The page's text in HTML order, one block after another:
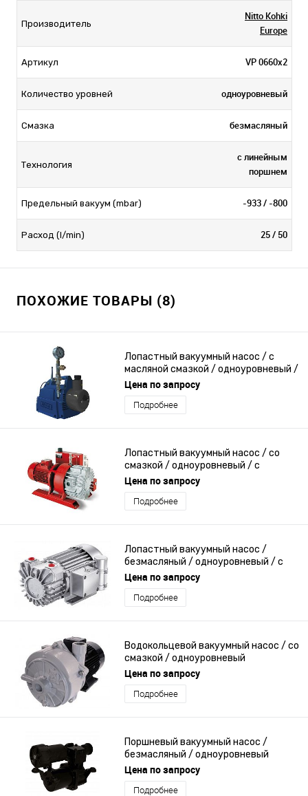
Производитель
Nitto Kohki
Europe
Артикул VP 0660x2
Количество уровней одноуровневый
Смазка безмасляный
Технология
с линейным
поршнем
Предельный вакуум (mbar) -933 / -800
Расход (l/min) 25 / 50
ПОХОЖИЕ ТОВАРЫ (8)
Лопастный вакуумный насос / с
масляной смазкой / одноуровневый /
компактный
Цена по запросу
Подробнее
Лопастный вакуумный насос / со
смазкой / одноуровневый / с
электрическим исполнительным
устройством
Цена по запросу
Подробнее
Лопастный вакуумный насос /
безмасляный / одноуровневый / с
низким уровнем шума
Цена по запросу
Подробнее
Водокольцевой вакуумный насос / со
смазкой / одноуровневый
Цена по запросу
Подробнее
Поршневый вакуумный насос /
безмасляный / одноуровневый
Цена по запросу
Подробнее